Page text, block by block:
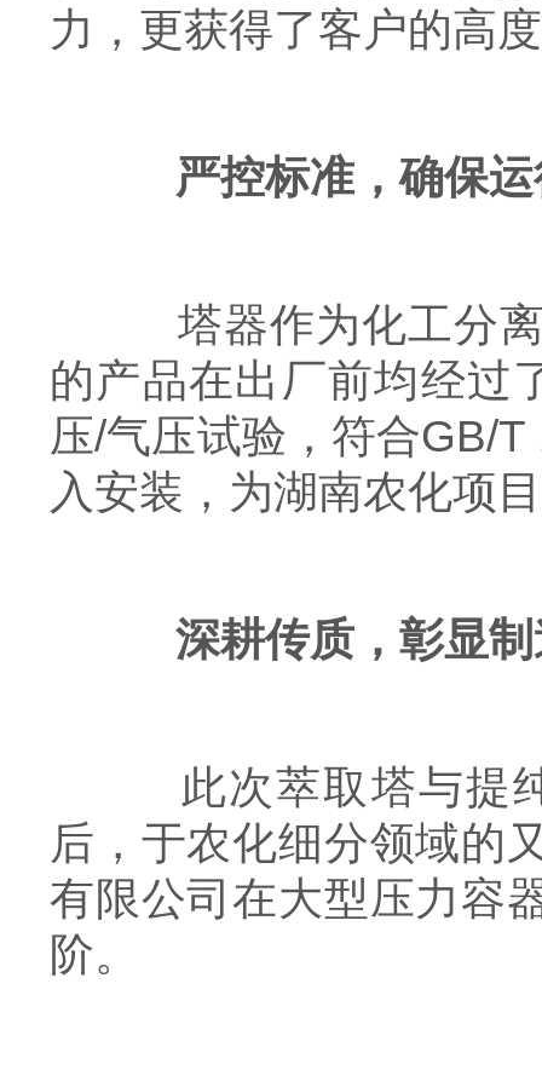
力，更获得了客户的高
严控标准，确保
塔器作为化工分离
的产品在出厂前均经过
压/气压试验，符合GB/
入安装，为湖南农化项
深耕传质，彰显
此次萃取塔与提纯
后，于农化细分领域的
有限公司在大型压力容
阶。